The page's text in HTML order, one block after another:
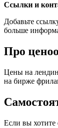
Ссылки и
Добавьте
больше
Про
Цены на
на бирже
Если вы хотите